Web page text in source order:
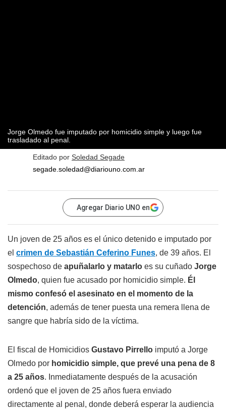
Jorge Olmedo fue imputado por homicidio simple y luego fue
trasladado al penal.
Editado por Soledad Segade
segade.soledad@diariouno.com.ar
Agregar Diario UNO en
Un joven de 25 años es el único detenido e imputado por
el crimen de Sebastián Ceferino Funes, de 39 años. El
sospechoso de apuñalarlo y matarlo es su cuñado Jorge
Olmedo, quien fue acusado por homicidio simple. Él
mismo confesó el asesinato en el momento de la
detención, además de tener puesta una remera llena de
sangre que habría sido de la víctima.
El fiscal de Homicidios Gustavo Pirrello imputó a Jorge
Olmedo por homicidio simple, que prevé una pena de 8
a 25 años. Inmediatamente después de la acusación
ordenó que el joven de 25 años fuera enviado
directamente al penal, donde deberá esperar la audiencia